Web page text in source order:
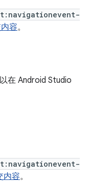
容。
以在 Android Studio
内容。